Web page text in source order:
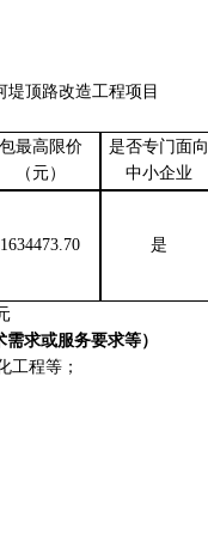
顶路改造工程项目
包最高限价
（元）
是否专门面向
中小企业
1634473.70 是
需求或服务要求等）
工程等；